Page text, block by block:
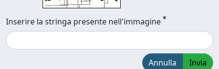
Inserire la stringa presente nell'immagine
Annulla Invia